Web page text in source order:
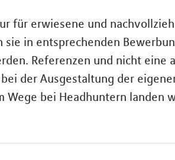
für erwiesene und
sie in entsprechenden
Referenzen und nicht eine
der Ausgestaltung der
Wege bei Headhuntern landen